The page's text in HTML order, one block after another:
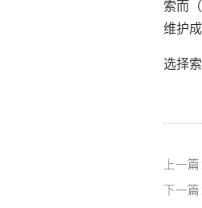
索而
维护
选择
下一